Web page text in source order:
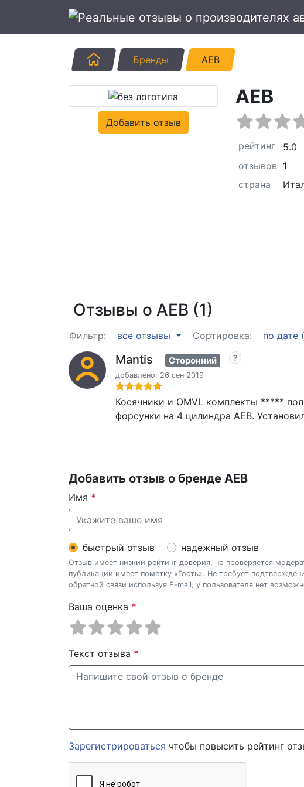
ГлавнаяБренды AEB
Добавить отзыв
AEB
рейтинг
5.0
отзывов 1
страна
Отзывы о AEB (1)
Фильтр: все отзывы Сортировка: по дате
Mantis Сторонний
добавлено: 26 сен 2019
Косячники и OMVL комплекты *****
форсунки на 4 цилиндра AEB.
Добавить отзыв о бренде AEB
Имя *
быстрый отзыв надежный отзыв
Отзыв имеет низкий рейтинг доверия, но проверяется
публикации имеет пометку «Гость». Не требует
обратной связи используя E-mail, у пользователя нет
Ваша оценка *
Текст отзыва *
Зарегистрироваться чтобы повысить рейтинг